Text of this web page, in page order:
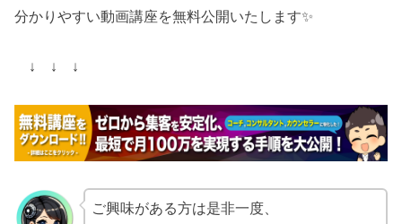
分かりやすい動画講座を無料公開いたします✨
↓ ↓ ↓
ご興味がある方は是非一度、